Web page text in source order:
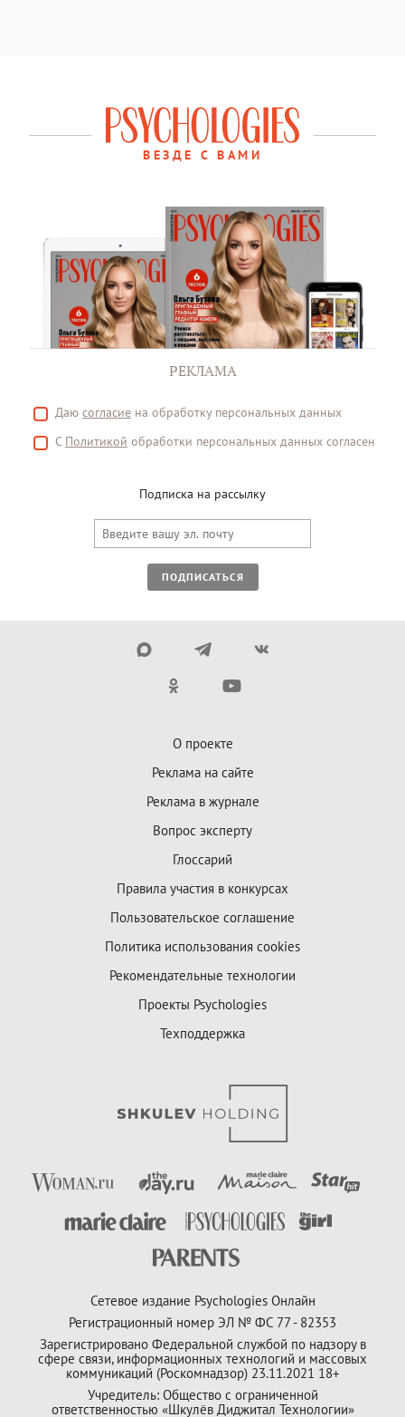
ВЕЗДЕ С ВАМИ
РЕКЛАМА
Даю согласие на обработку персональных данных
С Политикой обработки персональных данных согласен
Подписка на рассылку
ПОДПИСАТЬСЯ
О проекте
Реклама на сайте
Реклама в журнале
Вопрос эксперту
Глоссарий
Правила участия в конкурсах
Пользовательское соглашение
Политика использования cookies
Рекомендательные технологии
Проекты Psychologies
Техподдержка
Сетевое издание Psychologies Онлайн
Регистрационный номер ЭЛ № ФС 77 - 82353
Зарегистрировано Федеральной службой по надзору в
сфере связи, информационных технологий и массовых
коммуникаций (Роскомнадзор) 23.11.2021 18+
Учредитель: Общество с ограниченной
ответственностью «Шкулёв Диджитал Технологии»